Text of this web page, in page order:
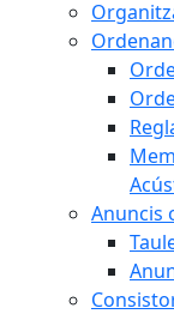
Anuncis